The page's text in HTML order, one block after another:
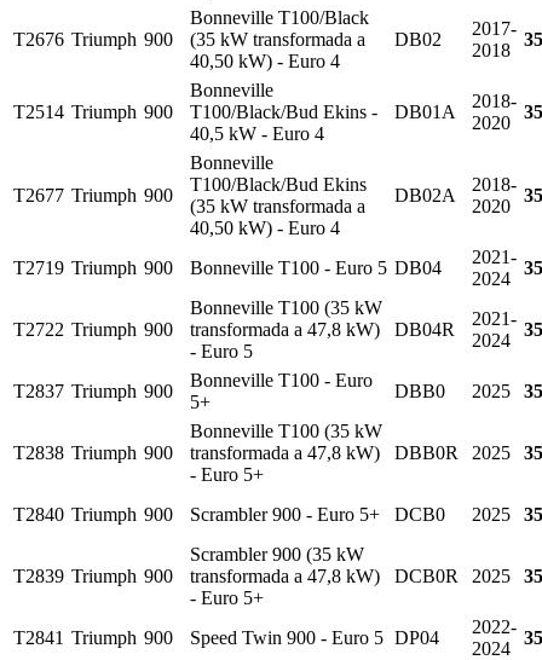
T2676 Triumph 900
Bonneville T100/Black
(35 kW transformada a
40,50 kW) - Euro 4
DB02
2017-
2018
35
T2514 Triumph 900
Bonneville
T100/Black/Bud Ekins -
40,5 kW - Euro 4
DB01A
2018-
2020
35
T2677 Triumph 900
Bonneville
T100/Black/Bud Ekins
(35 kW transformada a
40,50 kW) - Euro 4
DB02A
2018-
2020
35
T2719 Triumph 900 Bonneville T100 - Euro 5 DB04
2021-
2024
35
T2722 Triumph 900
Bonneville T100 (35 kW
transformada a 47,8 kW)
- Euro 5
DB04R
2021-
2024
35
T2837 Triumph 900
Bonneville T100 - Euro
5+
DBB0 2025 35
T2838 Triumph 900
Bonneville T100 (35 kW
transformada a 47,8 kW)
- Euro 5+
DBB0R 2025 35
T2840 Triumph 900 Scrambler 900 - Euro 5+ DCB0 2025 35
T2839 Triumph 900
Scrambler 900 (35 kW
transformada a 47,8 kW)
- Euro 5+
DCB0R 2025 35
T2841 Triumph 900 Speed Twin 900 - Euro 5 DP04
2022-
2024
35